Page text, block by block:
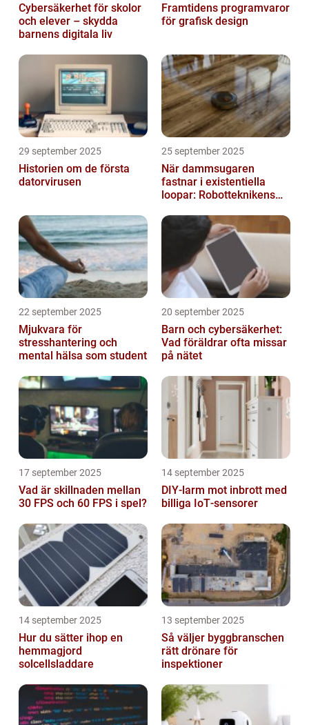
Cybersäkerhet för skolor
och elever – skydda
barnens digitala liv
Framtidens programvaror
för grafisk design
29 september 2025
Historien om de första
datorvirusen
25 september 2025
När dammsugaren
fastnar i existentiella
loopar: Robotteknikens
22 september 2025
Mjukvara för
stresshantering och
mental hälsa som student
20 september 2025
Barn och cybersäkerhet:
Vad föräldrar ofta missar
på nätet
17 september 2025
Vad är skillnaden mellan
30 FPS och 60 FPS i spel?
14 september 2025
DIY‑larm mot inbrott med
billiga IoT‑sensorer
14 september 2025
Hur du sätter ihop en
hemmagjord
solcellsladdare
13 september 2025
Så väljer byggbranschen
rätt drönare för
inspektioner